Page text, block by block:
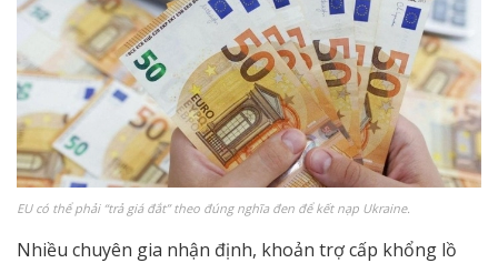
EU có thể phải “trả giá đắt” theo đúng nghĩa đen để kết nạp Ukraine.
Nhiều chuyên gia nhận định, khoản trợ cấp khổng lồ